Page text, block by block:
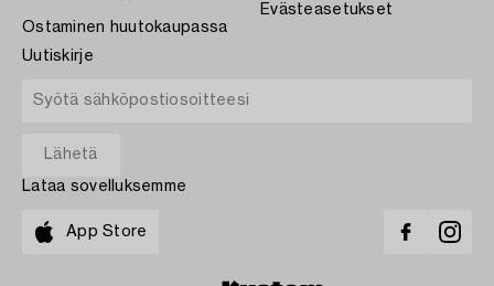
Ostaminen huutokaupassa
Evästeasetukset
Uutiskirje
Lataa sovelluksemme
App Store